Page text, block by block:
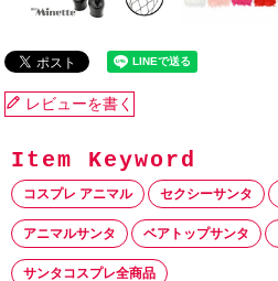
レビューを書く
コスプレ アニマル セクシーサンタ
アニマルサンタ ベアトップサンタ
サンタコスプレ全商品